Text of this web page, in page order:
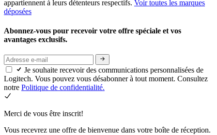
appartiennent à leurs détenteurs respectifs. Voir toutes les marques
déposées
Abonnez-vous pour recevoir votre offre spéciale et vos
avantages exclusifs.
Je souhaite recevoir des communications personnalisées de
Logitech. Vous pouvez vous désabonner à tout moment. Consultez
notre Politique de confidentialité.
Merci de vous être inscrit!
Vous recevrez une offre de bienvenue dans votre boîte de réception.